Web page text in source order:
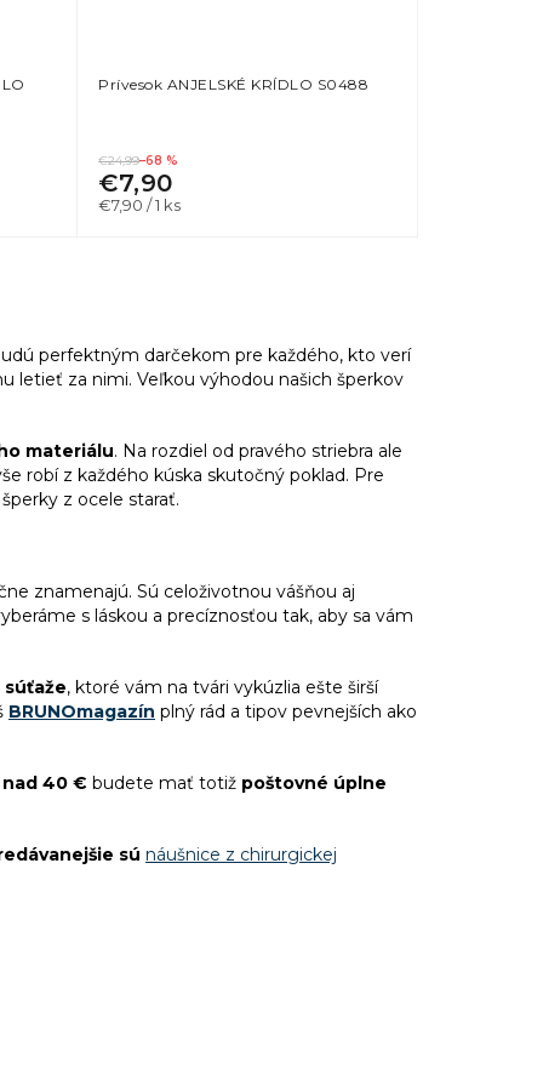
Prívesok ANJELSKÉ KRÍDLO S0488
€24,99–68 %
€7,90
Jednotková
€7,90 / 1 ks
perfektným darčekom pre každého, kto verí
letieť za nimi. Veľkou výhodou našich šperkov
materiálu. Na rozdiel od pravého striebra ale
robí z každého kúska skutočný poklad. Pre
z ocele starať.
znamenajú. Sú celoživotnou vášňou aj
s láskou a precíznosťou tak, aby sa vám
súťaže, ktoré vám na tvári vykúzlia ešte širší
BRUNOmagazín plný rád a tipov pevnejších ako
nad 40 € budete mať totiž poštovné úplne
sú náušnice z chirurgickej